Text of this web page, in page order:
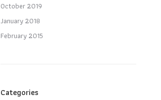
October 2019
January 2018
February 2015
Categories